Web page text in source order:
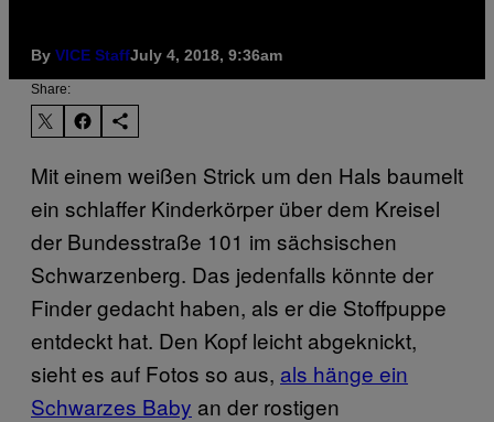
By VICE StaffJuly 4, 2018, 9:36am
Share:
Mit einem weißen Strick um den Hals baumelt
ein schlaffer Kinderkörper über dem Kreisel
der Bundesstraße 101 im sächsischen
Schwarzenberg. Das jedenfalls könnte der
Finder gedacht haben, als er die Stoffpuppe
entdeckt hat. Den Kopf leicht abgeknickt,
sieht es auf Fotos so aus, als hänge ein
Schwarzes Baby an der rostigen